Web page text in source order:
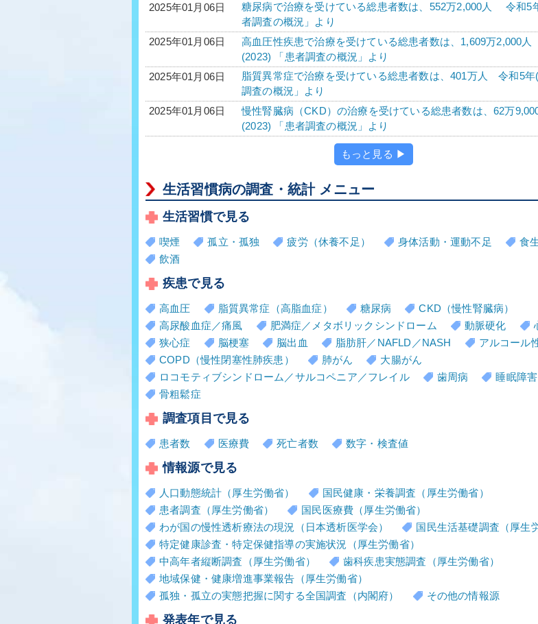
2025年01月06日
糖尿病で治療を受けている総患者数は、552万2,000人 令和5
者調査の概況」より
2025年01月06日
高血圧性疾患で治療を受けている総患者数は、1,609万2,000
(2023) 「患者調査の概況」より
2025年01月06日
脂質異常症で治療を受けている総患者数は、401万人 令和5年
調査の概況」より
2025年01月06日
慢性腎臓病（CKD）の治療を受けている総患者数は、62万
(2023) 「患者調査の概況」より
もっと見る ▶
生活習慣病の調査・統計 メニュー
生活習慣で見る
喫煙 孤立・孤独 疲労（休養不足） 身体活動・運動不足
食
飲酒
疾患で見る
高血圧 脂質異常症（高脂血症） 糖尿病
CKD（慢性腎臓病）
高尿酸血症／痛風
肥満症／メタボリックシンドローム 動脈硬化
狭心症
脳梗塞 脳出血 脂肪肝／NAFLD／NASH
アルコール
COPD（慢性閉塞性肺疾患）
肺がん
大腸がん
ロコモティブシンドローム／サルコペニア／フレイル
歯周病
睡眠障害
骨粗鬆症
調査項目で見る
患者数 医療費 死亡者数 数字・検査値
情報源で見る
人口動態統計（厚生労働省）
国民健康・栄養調査（厚生労働省）
患者調査（厚生労働省）
国民医療費（厚生労働省）
わが国の慢性透析療法の現況（日本透析医学会）
国民生活基礎調査（厚生
特定健康診査・特定保健指導の実施状況（厚生労働省）
中高年者縦断調査（厚生労働省）
歯科疾患実態調査（厚生労働省）
地域保健・健康増進事業報告（厚生労働省）
孤独・孤立の実態把握に関する全国調査（内閣府）
その他の情報源
発表年で見る